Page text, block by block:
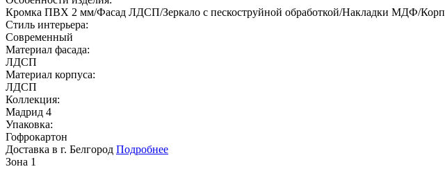
Кромка ПВХ 2 мм/Фасад ЛДСП/Зеркало с пескоструйной обработкой/Накладки МДФ/
Стиль интерьера:
Современный
Материал фасада:
ЛДСП
Материал корпуса:
ЛДСП
Коллекция:
Мадрид 4
Упаковка:
Гофрокартон
Доставка в г. Белгород Подробнее
Зона 1